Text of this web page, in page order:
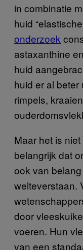
in combinatie
huid
onderzoek
astaxanthine
huid
huid er al
rimpels,
Maar het is
belangrijk dat
ook van
welteverstaan.
door
voeren. Hun
van een